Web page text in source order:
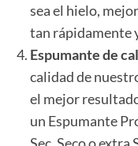
sea el hielo,
tan rápidamente
Espumante de
calidad de
el mejor
un Espumante